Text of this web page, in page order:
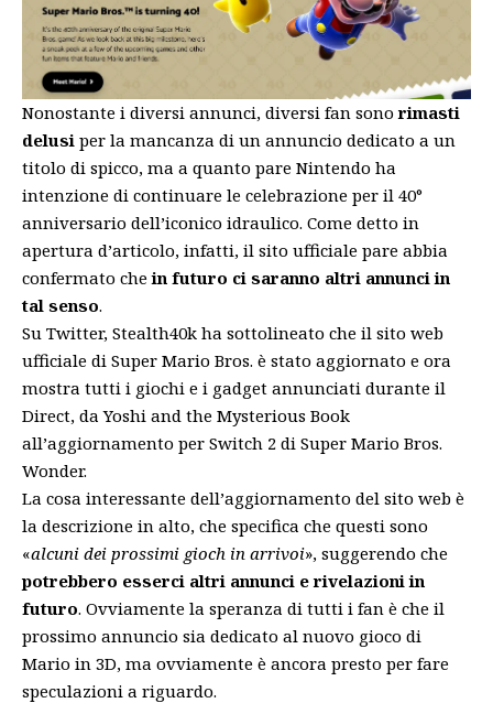
Nonostante i diversi annunci, diversi fan sonorimasti
delusi per la mancanza di un annuncio dedicato a un
titolo di spicco, ma a quanto pare Nintendo ha
intenzione di continuare le celebrazione per il 40°
anniversario dell’iconico idraulico. Come detto in
apertura d’articolo, infatti, il sito ufficiale pare abbia
confermato chein futuro ci saranno altri annunci in
tal senso.
Su Twitter, Stealth40k ha sottolineato che il sito web
ufficiale di Super Mario Bros. è stato aggiornato e ora
mostra tutti i giochi e i gadget annunciati durante il
Direct, da Yoshi and the Mysterious Book
all’aggiornamento per Switch 2 di Super Mario Bros.
Wonder.
La cosa interessante dell’aggiornamento del sito web è
la descrizione in alto, che specifica che questi sono
«alcuni dei prossimi gioch in arrivoi», suggerendo che
potrebbero esserci altri annunci e rivelazioni in
futuro. Ovviamente la speranza di tutti i fan è che il
prossimo annuncio sia dedicato al nuovo gioco di
Mario in 3D, ma ovviamente è ancora presto per fare
speculazioni a riguardo.